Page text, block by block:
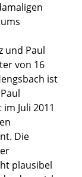
und Paul
von 16
ist
Juli 2011
Die
plausibel